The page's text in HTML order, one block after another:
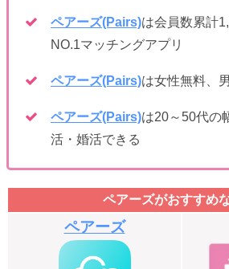
ペアーズ(Pairs)は会員数累計
NO.1マッチングアプリ
ペアーズ(Pairs)は女性無料、
ペアーズ(Pairs)は20～50代の
活・婚活できる
ペアーズがおすすめ
ペアーズ